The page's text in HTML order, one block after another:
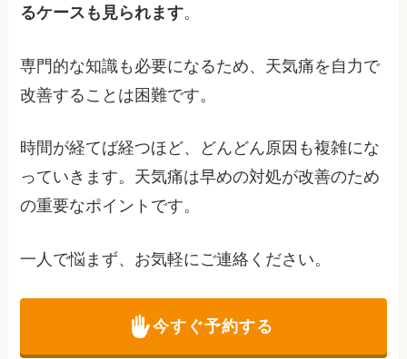
るケースも見られます。
専門的な知識も必要になるため、天気痛を自力で
改善することは困難です。
時間が経てば経つほど、どんどん原因も複雑にな
っていきます。天気痛は早めの対処が改善のため
の重要なポイントです。
一人で悩まず、お気軽にご連絡ください。
今すぐ予約する